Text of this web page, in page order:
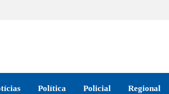
Política Policial Regional